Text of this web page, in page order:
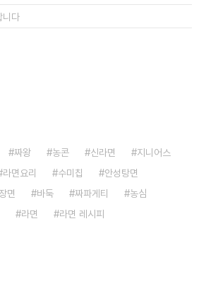
니다
짜왕 농콘 신라면
지니어스
라면요리 수미칩
안성탕면
면 바둑 짜파게티
농심
라면 라면 레시피